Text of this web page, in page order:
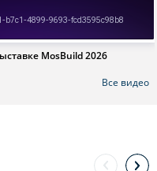
MosBuild 2026
Все видео